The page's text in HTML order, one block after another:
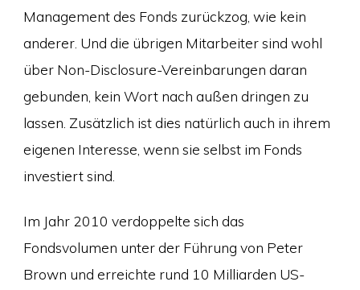
Management des Fonds zurückzog, wie kein
anderer. Und die übrigen Mitarbeiter sind wohl
über Non-Disclosure-Vereinbarungen daran
gebunden, kein Wort nach außen dringen zu
lassen. Zusätzlich ist dies natürlich auch in ihrem
eigenen Interesse, wenn sie selbst im Fonds
investiert sind.
Im Jahr 2010 verdoppelte sich das
Fondsvolumen unter der Führung von Peter
Brown und erreichte rund 10 Milliarden US-